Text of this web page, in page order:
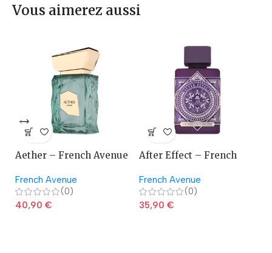
Vous aimerez aussi
Aether – French Avenue
French Avenue
(0)
40,90 €
After Effect – French
French Avenue
(0)
35,90 €